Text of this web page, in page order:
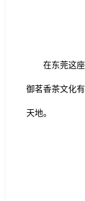
在东莞这
御茗香茶文化
天地。